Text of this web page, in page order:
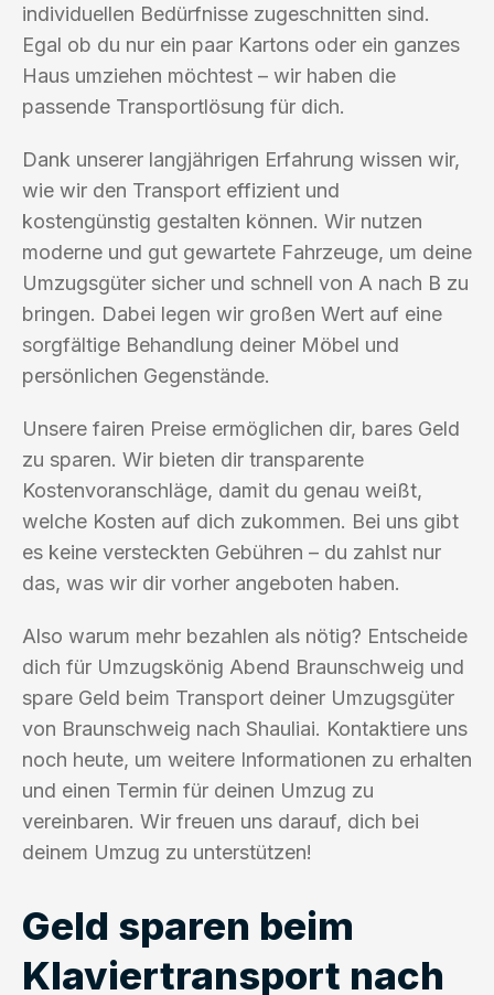
individuellen Bedürfnisse zugeschnitten sind.
Egal ob du nur ein paar Kartons oder ein ganzes
Haus umziehen möchtest – wir haben die
passende Transportlösung für dich.
Dank unserer langjährigen Erfahrung wissen wir,
wie wir den Transport effizient und
kostengünstig gestalten können. Wir nutzen
moderne und gut gewartete Fahrzeuge, um deine
Umzugsgüter sicher und schnell von A nach B zu
bringen. Dabei legen wir großen Wert auf eine
sorgfältige Behandlung deiner Möbel und
persönlichen Gegenstände.
Unsere fairen Preise ermöglichen dir, bares Geld
zu sparen. Wir bieten dir transparente
Kostenvoranschläge, damit du genau weißt,
welche Kosten auf dich zukommen. Bei uns gibt
es keine versteckten Gebühren – du zahlst nur
das, was wir dir vorher angeboten haben.
Also warum mehr bezahlen als nötig? Entscheide
dich für Umzugskönig Abend Braunschweig und
spare Geld beim Transport deiner Umzugsgüter
von Braunschweig nach Shauliai. Kontaktiere uns
noch heute, um weitere Informationen zu erhalten
und einen Termin für deinen Umzug zu
vereinbaren. Wir freuen uns darauf, dich bei
deinem Umzug zu unterstützen!
Geld sparen beim
Klaviertransport nach